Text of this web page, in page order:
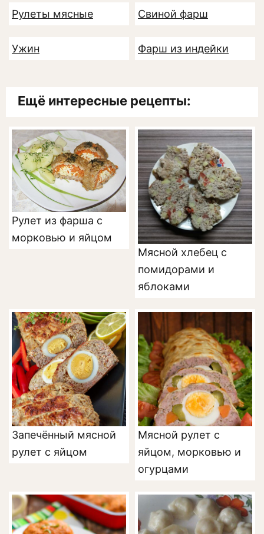
Рулеты мясные Свиной фарш
Ужин Фарш из индейки
Ещё интересные рецепты:
Рулет из фарша с
морковью и яйцом
Мясной хлебец с
помидорами и
яблоками
Запечённый мясной
рулет с яйцом
Мясной рулет с
яйцом, морковью и
огурцами